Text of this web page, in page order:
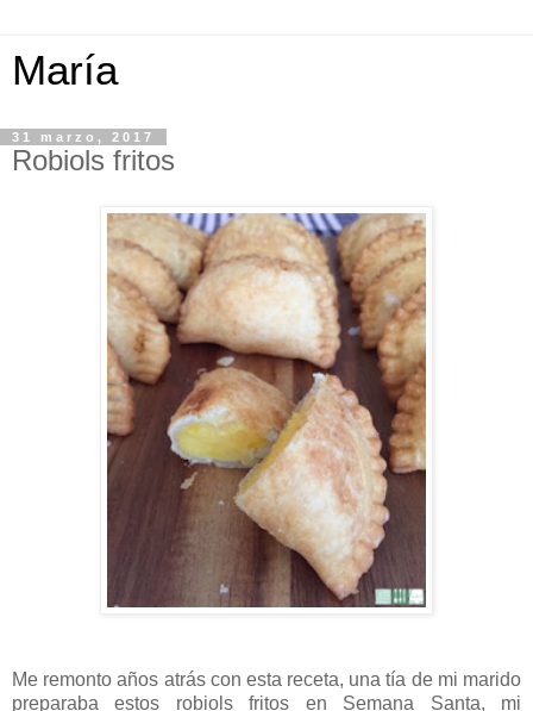
María
31 marzo, 2017
Robiols fritos
Me remonto años atrás con esta receta, una tía de mi marido
preparaba estos robiols fritos en Semana Santa, mi